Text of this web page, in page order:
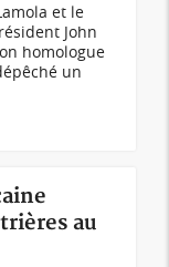
et le
John
homologue
un
au